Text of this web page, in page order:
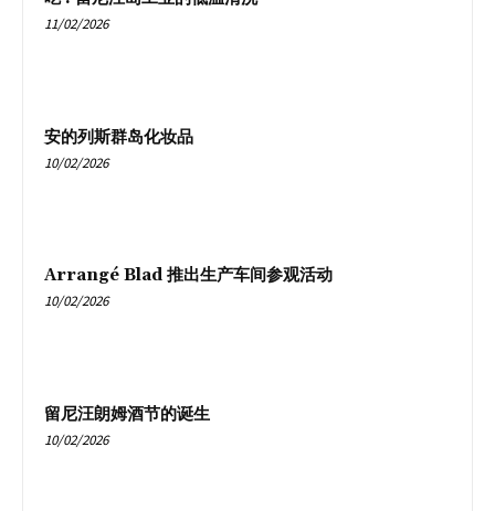
11/02/2026
安的列斯群岛化妆品
10/02/2026
Arrangé Blad 推出生产车间参观活动
10/02/2026
留尼汪朗姆酒节的诞生
10/02/2026